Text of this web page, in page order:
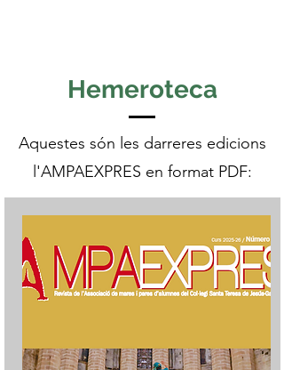
Hemeroteca
Aquestes són les darreres edicions
l'AMPAEXPRES en format PDF: